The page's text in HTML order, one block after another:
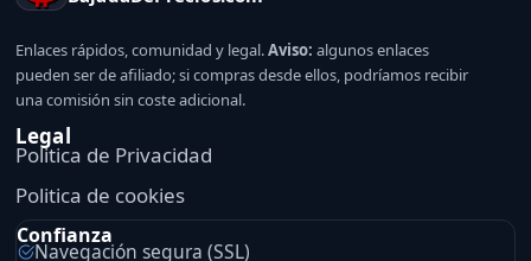
Enlaces rápidos, comunidad y legal.Aviso: algunos enlaces
pueden ser de afiliado; si compras desde ellos, podríamos recibir
una comisión sin coste adicional.
Legal
Politica de Privacidad
Politica de cookies
Confianza
Navegación segura (SSL)